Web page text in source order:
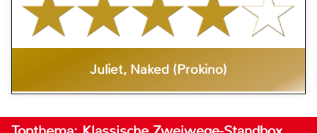
Juliet, Naked (Prokino)